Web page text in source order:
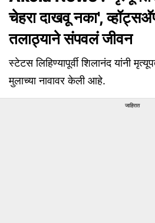
चेहरा दाखवू नका',
तलाठ्याने संपवलं जीवन
स्टेटस लिहिण्यापूर्वी शिलानंद यांनी
मुलाच्या नावावर केली आहे.
जाहिरात